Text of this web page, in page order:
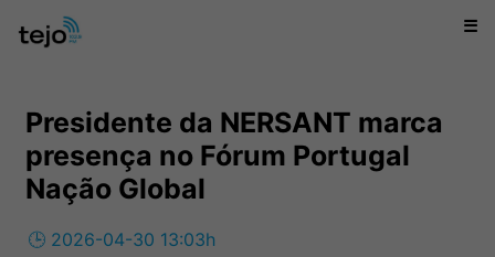
☰
Presidente da NERSANT marca
presença no Fórum Portugal
Nação Global
🕒 2026-04-30 13:03h